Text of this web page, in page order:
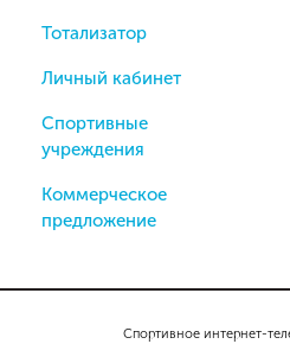
Спортивное интернет-
Тотализатор
Личный кабинет
Спортивные
учреждения
Коммерческое
предложение